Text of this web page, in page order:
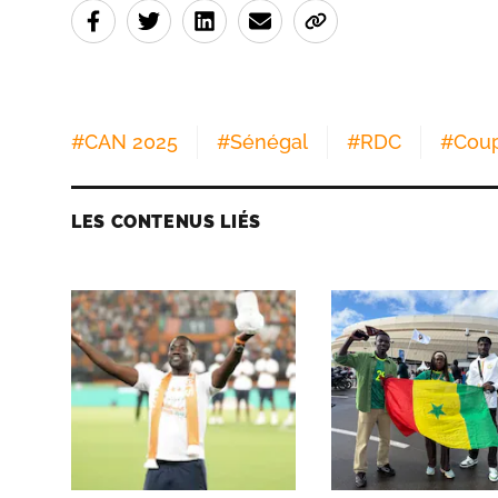
#CAN 2025 #Sénégal #RDC #
LES CONTENUS LIÉS